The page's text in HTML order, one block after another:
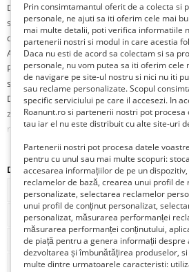
De vanzare apartamente,
strada Caramidari,
disponibile la parter sau etajul 1,"LA
Apartamentele sunt noi,recepționate în anul
PROPRIETAR,
situate pe strada Caramidari ,langa Stația
Dâmbovița,
zona rezidentiala,liniștită, cu acces facil
minute de centrul orașului Târgoviște;
vă propunem spre vânzare apartamente cu
semidecomandate,suprafata utila 43/57
functionala si moderna, holuri mari cu spatii
cu living tip Open Space (sau individuala),
dormitor mare, bine iluminate natural,cu
generoase, cu acces din dormitoare/living.
Apartamentele disponibile pentru vânzare
utilizare,bine izolate in sistem german
intrare, centrală termică proprie, tamplarie
Detalii
Tip
De vânzare
Tipul de proprietate
Proprietar
Num. camere
2
Num. bai
1
Prin consimtamantul oferit de a colecta si
personale, ne ajuti sa iti oferim cele mai
mai multe detalii, poti verifica informatiile
partenerii nostri si modul in care acestia
Daca nu esti de acord sa colectam si sa
personale, nu vom putea sa iti oferim cele
de navigare pe site-ul nostru si nici nu iti
sau reclame personalizate. Scopul
specific serviciului pe care il accesezi. In
Roanunt.ro si partenerii nostri pot procesa
tau iar el nu este distribuit cu alte site-uri
Partenerii nostri pot procesa datele
pentru cu unul sau mai multe scopuri:
accesarea informațiilor de pe un
reclamelor de bază, crearea unui profil de
personalizate, selectarea reclamelor
unui profil de conținut personalizat,
personalizat, măsurarea performanței
măsurarea performanței conținutului,
de piață pentru a genera informații despre
dezvoltarea și îmbunătățirea produselor,
multe dintre urmatoarele caracteristi: